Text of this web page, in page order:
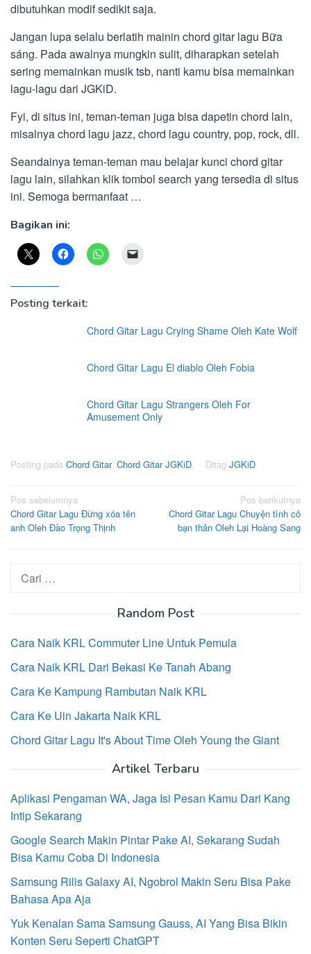
dibutuhkan modif sedikit saja.
Jangan lupa selalu berlatih mainin chord gitar lagu Bữa
sáng. Pada awalnya mungkin sulit, diharapkan setelah
sering memainkan musik tsb, nanti kamu bisa memainkan
lagu-lagu dari JGKiD.
Fyi, di situs ini, teman-teman juga bisa dapetin chord lain,
misalnya chord lagu jazz, chord lagu country, pop, rock, dll.
Seandainya teman-teman mau belajar kunci chord gitar
lagu lain, silahkan klik tombol search yang tersedia di situs
ini. Semoga bermanfaat …
Bagikan ini:
Posting terkait:
Chord Gitar Lagu Crying Shame Oleh Kate Wolf
Chord Gitar Lagu El diablo Oleh Fobia
Chord Gitar Lagu Strangers Oleh For
Amusement Only
Posting pada Chord Gitar, Chord Gitar JGKiD Ditag JGKiD
Navigasi
pos
Pos sebelumnya
Chord Gitar Lagu Đừng xóa tên
anh Oleh Đào Trọng Thịnh
Pos berikutnya
Chord Gitar Lagu Chuyện tình cô
bạn thân Oleh Lại Hoàng Sang
Cari
untuk:
Random Post
Cara Naik KRL Commuter Line Untuk Pemula
Cara Naik KRL Dari Bekasi Ke Tanah Abang
Cara Ke Kampung Rambutan Naik KRL
Cara Ke Uin Jakarta Naik KRL
Chord Gitar Lagu It's About Time Oleh Young the Giant
Artikel Terbaru
Aplikasi Pengaman WA, Jaga Isi Pesan Kamu Dari Kang
Intip Sekarang
Google Search Makin Pintar Pake AI, Sekarang Sudah
Bisa Kamu Coba Di Indonesia
Samsung Rilis Galaxy AI, Ngobrol Makin Seru Bisa Pake
Bahasa Apa Aja
Yuk Kenalan Sama Samsung Gauss, AI Yang Bisa Bikin
Konten Seru Seperti ChatGPT